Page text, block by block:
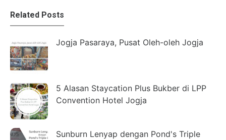
Related Posts
Jogja Pasaraya, Pusat Oleh-oleh Jogja
5 Alasan Staycation Plus Bukber di LPP
Convention Hotel Jogja
Sunburn Lenyap dengan Pond's Triple